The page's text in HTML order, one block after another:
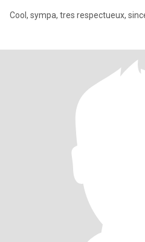
Cool, sympa, tres respectueux,